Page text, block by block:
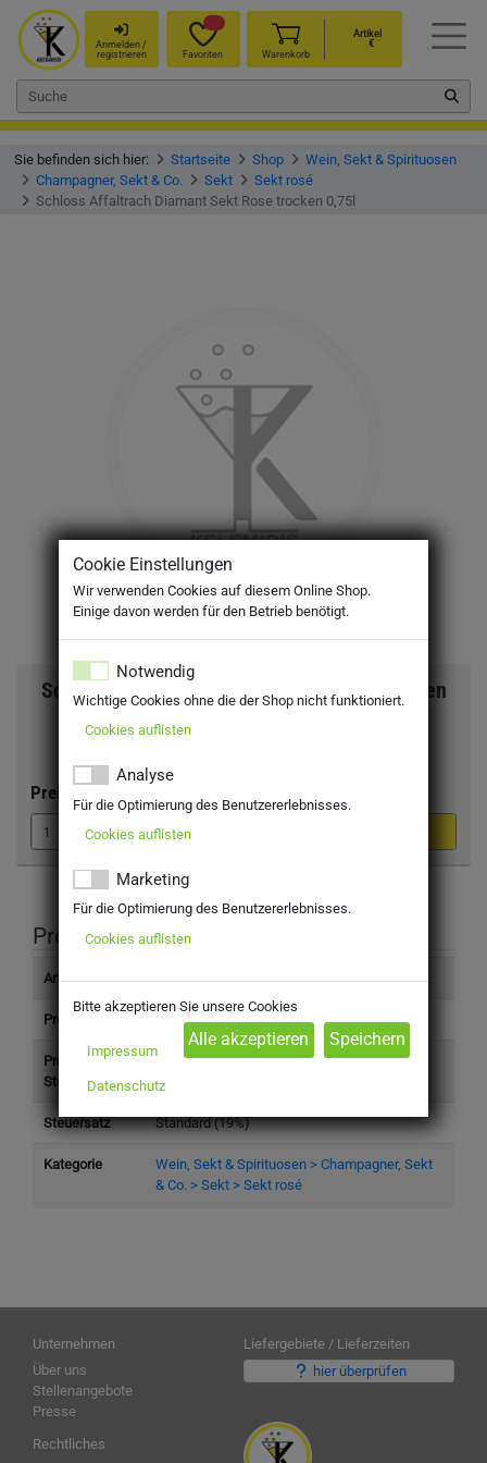
Anmelden /
registrieren
Favoriten Warenkorb
Artikel
€
Sie befinden sich hier: Startseite Shop
Wein, Sekt & Spirituosen
Champagner, Sekt & Co.
Sekt
Sekt rosé
Schloss Affaltrach Diamant Sekt Rose trocken 0,75l
Schloss Affaltrach Diamant Sekt Rose trocken
Preis:
Produktinformation
Artikelnummer 700453
Produkttyp Getränke
Preis (inkl.
Steuer)
6,19 €
Steuersatz Standard (19%)
Kategorie
Wein, Sekt & Spirituosen > Champagner, Sekt
& Co. > Sekt > Sekt rosé
Unternehmen
Über uns
Stellenangebote
Presse
Liefergebiete / Lieferzeiten
hier überprüfen
Rechtliches
Cookie Einstellungen
Wir verwenden Cookies auf diesem Online Shop.
Einige davon werden für den Betrieb benötigt.
Notwendig
Wichtige Cookies ohne die der Shop nicht funktioniert.
Cookies auflisten
Analyse
Für die Optimierung des Benutzererlebnisses.
Cookies auflisten
Marketing
Für die Optimierung des Benutzererlebnisses.
Cookies auflisten
Bitte akzeptieren Sie unsere Cookies
Impressum
Datenschutz